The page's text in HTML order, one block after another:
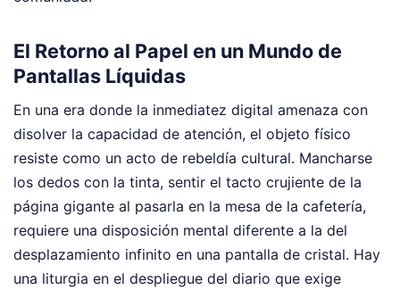
El Retorno al Papel en un Mundo de
Pantallas Líquidas
En una era donde la inmediatez digital amenaza con
disolver la capacidad de atención, el objeto físico
resiste como un acto de rebeldía cultural. Mancharse
los dedos con la tinta, sentir el tacto crujiente de la
página gigante al pasarla en la mesa de la cafetería,
requiere una disposición mental diferente a la del
desplazamiento infinito en una pantalla de cristal. Hay
una liturgia en el despliegue del diario que exige